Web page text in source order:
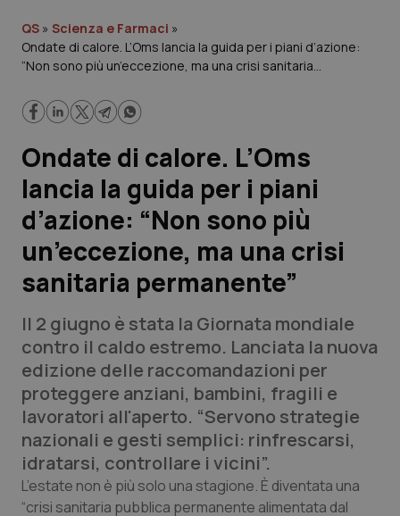
Governo e Parlamento
Regioni e Asl
Lavoro e Professioni
Scienza e Farmaci
Studi e Analisi
Lettere al direttore
QS Pro
Professionisti Sanitari.AI
Abruzzo
Basilicata
QS Pro Gold
Artrite & artrosi
QS Club Newsletter
QS » Scienza e Farmaci »
Ondate di calore. L’Oms lancia la guida per i piani d’azione:
“Non sono più un’eccezione, ma una crisi sanitaria
Ondate di calore. L’Oms
lancia la guida per i piani
d’azione: “Non sono più
un’eccezione, ma una crisi
sanitaria permanente”
Il 2 giugno è stata la Giornata mondiale
contro il caldo estremo. Lanciata la nuova
edizione delle raccomandazioni per
proteggere anziani, bambini, fragili e
lavoratori all'aperto. “Servono strategie
nazionali e gesti semplici: rinfrescarsi,
idratarsi, controllare i vicini”.
L’estate non è più solo una stagione. È diventata una
“crisi sanitaria pubblica permanente alimentata dal